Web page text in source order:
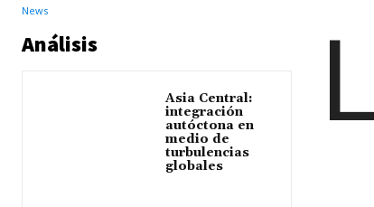
Análisis
Asia Central:
integración
autóctona en
medio de
turbulencias
globales
L